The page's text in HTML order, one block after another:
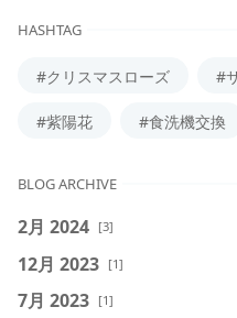
HASHTAG
#クリスマスローズ #
#紫陽花 #食洗機交換
BLOG ARCHIVE
2月 2024 [3]
12月 2023 [1]
7月 2023 [1]